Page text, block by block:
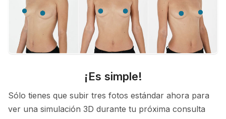
¡Es simple!
Sólo tienes que subir tres fotos estándar ahora para
ver una simulación 3D durante tu próxima consulta